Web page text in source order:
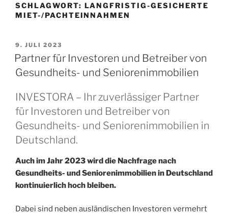
SCHLAGWORT: LANGFRISTIG-GESICHERTE
MIET-/PACHTEINNAHMEN
VERÖFFENTLICHT
AM
9. JULI 2023
Partner für Investoren und Betreiber von
Gesundheits- und Seniorenimmobilien
INVESTORA – Ihr zuverlässiger Partner
für Investoren und Betreiber von
Gesundheits- und Seniorenimmobilien in
Deutschland.
Auch im Jahr 2023 wird die Nachfrage nach
Gesundheits- und Seniorenimmobilien in Deutschland
kontinuierlich hoch bleiben.
Dabei sind neben ausländischen Investoren vermehrt